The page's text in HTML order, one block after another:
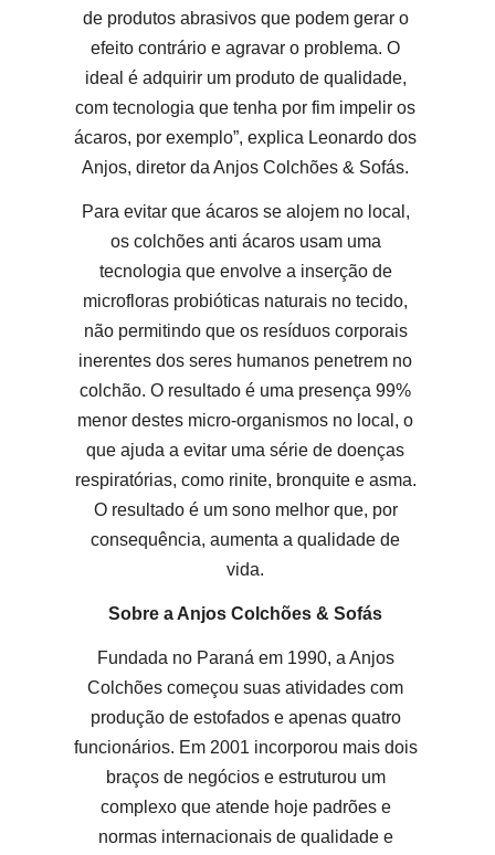
de produtos abrasivos que podem gerar o
efeito contrário e agravar o problema. O
ideal é adquirir um produto de qualidade,
com tecnologia que tenha por fim impelir os
ácaros, por exemplo”, explica Leonardo dos
Anjos, diretor da Anjos Colchões & Sofás.
Para evitar que ácaros se alojem no local,
os colchões anti ácaros usam uma
tecnologia que envolve a inserção de
microfloras probióticas naturais no tecido,
não permitindo que os resíduos corporais
inerentes dos seres humanos penetrem no
colchão. O resultado é uma presença 99%
menor destes micro-organismos no local, o
que ajuda a evitar uma série de doenças
respiratórias, como rinite, bronquite e asma.
O resultado é um sono melhor que, por
consequência, aumenta a qualidade de
vida.
Sobre a Anjos Colchões & Sofás
Fundada no Paraná em 1990, a Anjos
Colchões começou suas atividades com
produção de estofados e apenas quatro
funcionários. Em 2001 incorporou mais dois
braços de negócios e estruturou um
complexo que atende hoje padrões e
normas internacionais de qualidade e